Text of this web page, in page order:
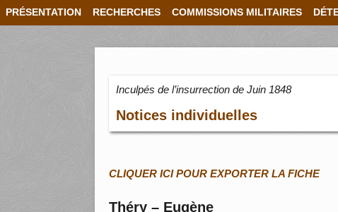
PRÉSENTATION RECHERCHES COMMISSIONS MILITAIRES
Inculpés de l’insurrection de Juin 1848
Notices individuelles
CLIQUER ICI POUR EXPORTER LA FICHE
Théry – Eugène